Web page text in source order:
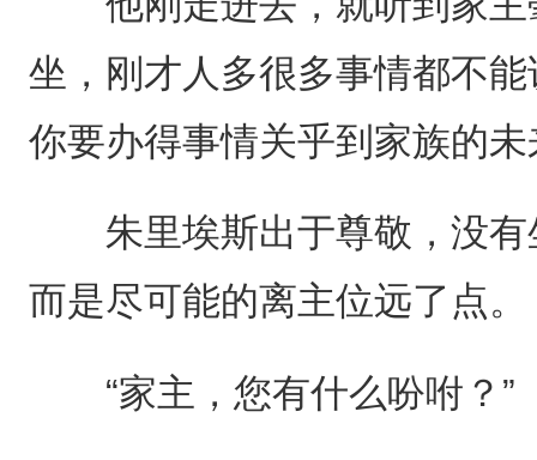
坐，刚才人多很多事情都不
你要办得事情关乎到家族的未
朱里埃斯出于尊敬，没有
而是尽可能的离主位远了点。
“家主，您有什么吩咐？”